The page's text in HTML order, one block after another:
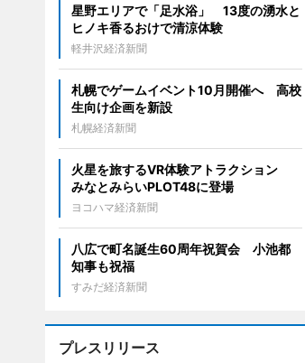
星野エリアで「足水浴」 13度の湧水と
ヒノキ香るおけで清涼体験
軽井沢経済新聞
札幌でゲームイベント10月開催へ 高校
生向け企画を新設
札幌経済新聞
火星を旅するVR体験アトラクション
みなとみらいPLOT48に登場
ヨコハマ経済新聞
八広で町名誕生60周年祝賀会 小池都
知事も祝福
すみだ経済新聞
プレスリリース